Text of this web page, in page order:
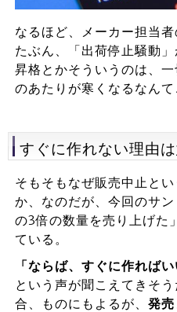
なるほど、メーカー担当者
たぶん、「出荷停止騒動
昇格とかそういうのは、
のあたりが寒くなるなんて
すぐに作れない理由
そもそもなぜ販売中止と
か、なのだが、今回のサ
の3倍の数量を売り上げた
ている。
「ならば、すぐに作れば
という声が聞こえてきそ
合、ものにもよるが、 発